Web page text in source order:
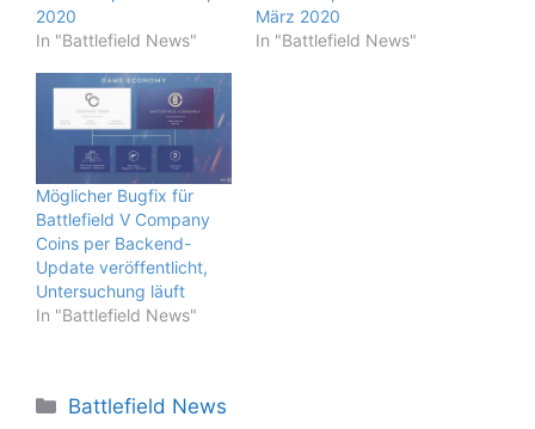
2020
In "Battlefield News"
März 2020
In "Battlefield News"
Möglicher Bugfix für
Battlefield V Company
Coins per Backend-
Update veröffentlicht,
Untersuchung läuft
In "Battlefield News"
Kategorien
Battlefield News